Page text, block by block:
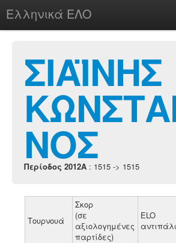
Ελληνικά ΕΛΟ
chesstu.be @ discord
Login
ΣΙΑΪΝΗΣ
ΝΟΣ
Περίοδος 2012A : 1515 -> 1515
Τουρνουά
Σκορ
(σε
αξιολογημένες
παρτίδες)
ELO